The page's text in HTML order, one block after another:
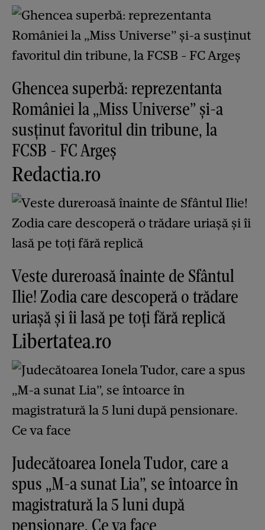
Ghencea superbă: reprezentanta
României la „Miss Universe” și-a
susținut favoritul din tribune, la
FCSB - FC Argeș
Redactia.ro
Veste dureroasă înainte de Sfântul
Ilie! Zodia care descoperă o trădare
uriașă și îi lasă pe toți fără replică
Libertatea.ro
Judecătoarea Ionela Tudor, care a
spus „M-a sunat Lia”, se întoarce în
magistratură la 5 luni după
pensionare. Ce va face